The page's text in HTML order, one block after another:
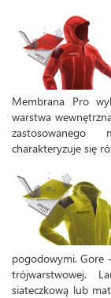
Membrana Pro
warstwa
zastosowanego
charakteryzuje się
pogodowymi. Gore
trójwarstwowej.
siateczkową lub